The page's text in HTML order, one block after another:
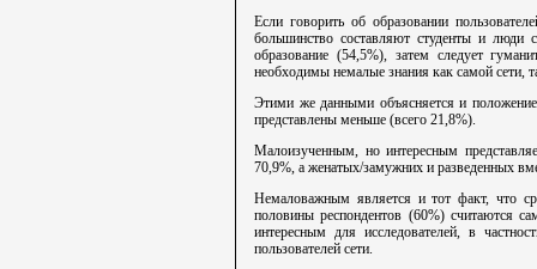
Если говорить об образовании
большинство составляют студенты и люди
образование (54,5%), затем следует
необходимы немалые знания как самой сети,
Этими же данными объясняется и
представлены меньше (всего 21,8%).
Малоизученным, но интересным
70,9%, а женатых/замужних и разведенных
Немаловажным является и тот факт, что
половины респондентов (60%) считаются
интересным для исследователей, в
пользователей сети.